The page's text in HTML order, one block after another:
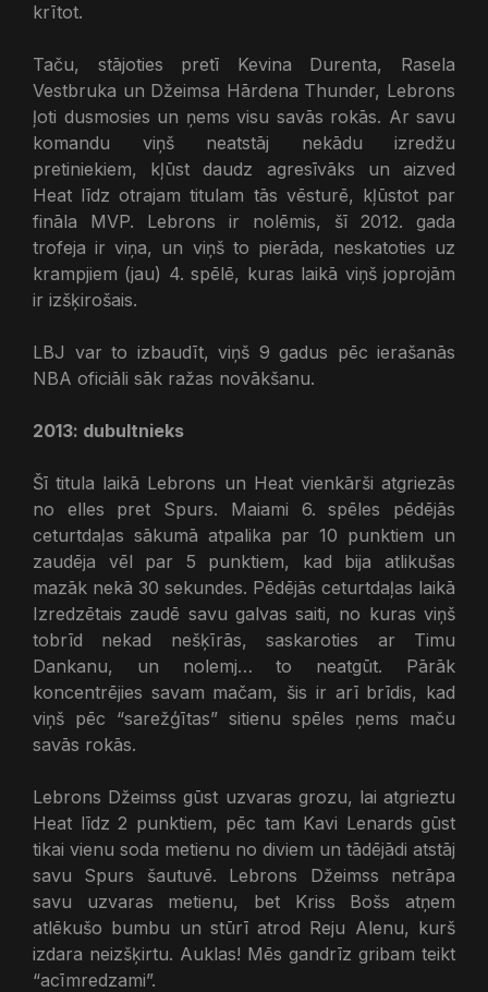
krītot.
Taču, stājoties pretī Kevina Durenta, Rasela
Vestbruka un Džeimsa Hārdena Thunder, Lebrons
ļoti dusmosies un ņems visu savās rokās. Ar savu
komandu viņš neatstāj nekādu izredžu
pretiniekiem, kļūst daudz agresīvāks un aizved
Heat līdz otrajam titulam tās vēsturē, kļūstot par
fināla MVP. Lebrons ir nolēmis, šī 2012. gada
trofeja ir viņa, un viņš to pierāda, neskatoties uz
krampjiem (jau) 4. spēlē, kuras laikā viņš joprojām
ir izšķirošais.
LBJ var to izbaudīt, viņš 9 gadus pēc ierašanās
NBA oficiāli sāk ražas novākšanu.
2013: dubultnieks
Šī titula laikā Lebrons un Heat vienkārši atgriezās
no elles pret Spurs. Maiami 6. spēles pēdējās
ceturtdaļas sākumā atpalika par 10 punktiem un
zaudēja vēl par 5 punktiem, kad bija atlikušas
mazāk nekā 30 sekundes. Pēdējās ceturtdaļas laikā
Izredzētais zaudē savu galvas saiti, no kuras viņš
tobrīd nekad nešķīrās, saskaroties ar Timu
Dankanu, un nolemj… to neatgūt. Pārāk
koncentrējies savam mačam, šis ir arī brīdis, kad
viņš pēc “sarežģītas” sitienu spēles ņems maču
savās rokās.
Lebrons Džeimss gūst uzvaras grozu, lai atgrieztu
Heat līdz 2 punktiem, pēc tam Kavi Lenards gūst
tikai vienu soda metienu no diviem un tādējādi atstāj
savu Spurs šautuvē. Lebrons Džeimss netrāpa
savu uzvaras metienu, bet Kriss Bošs atņem
atlēkušo bumbu un stūrī atrod Reju Alenu, kurš
izdara neizšķirtu. Auklas! Mēs gandrīz gribam teikt
“acīmredzami”.